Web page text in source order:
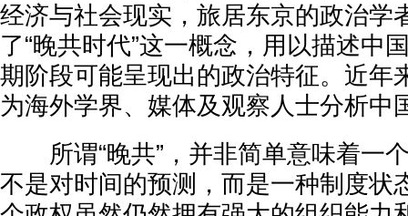
经济与社会现实，旅居东京的政治学
了“晚共时代”这一概念，用以描述中
期阶段可能呈现出的政治特征。近年
为海外学界、媒体及观察人士分析中
所谓“晚共”，并非简单意味着一
不是对时间的预测，而是一种制度状